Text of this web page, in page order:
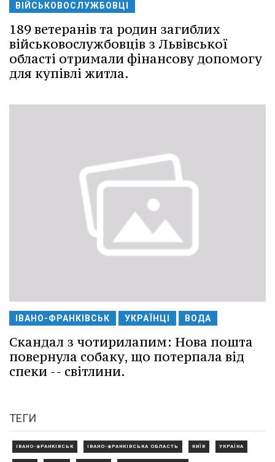
ВІЙСЬКОВОСЛУЖБОВЦІ
189 ветеранів та родин загиблих
військовослужбовців з Львівської
області отримали фінансову допомогу
для купівлі житла.
ІВАНО-ФРАНКІВСЬК УКРАЇНЦІ ВОДА
Скандал з чотирилапим: Нова пошта
повернула собаку, що потерпала від
спеки -- світлини.
ТЕГИ
ІВАНО-ФРАНКІВСЬК ІВАНО-ФРАНКІВСЬКА ОБЛАСТЬ КИЇВ УКРАЇНА